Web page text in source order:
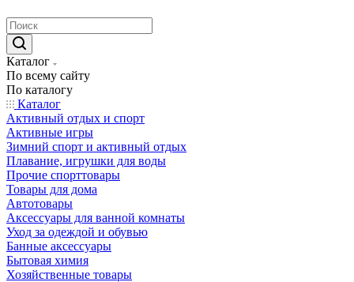
Каталог
По всему сайту
По каталогу
Каталог
Активный отдых и спорт
Активные игры
Зимний спорт и активный отдых
Плавание, игрушки для воды
Прочие спорттовары
Товары для дома
Автотовары
Аксессуары для ванной комнаты
Уход за одеждой и обувью
Банные аксессуары
Бытовая химия
Хозяйственные товары